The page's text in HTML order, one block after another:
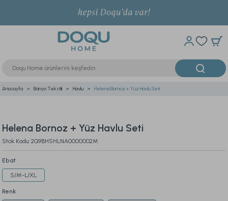
Anasayfa Banyo Tekstili Havlu Helena Bornoz + Yüz Havlu Seti
Helena Bornoz + Yüz Havlu Seti
Stok Kodu: 2Q9BHSHLNA0000002M
Ebat
S/M-L/XL
Renk